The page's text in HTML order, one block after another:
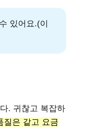
있어요.(이
. 귀찮고 복잡하
질은 같고 요금